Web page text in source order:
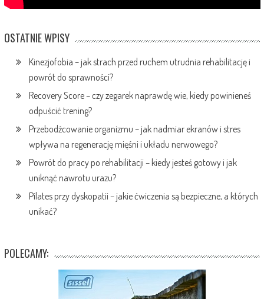
OSTATNIE WPISY
Kinezjofobia – jak strach przed ruchem utrudnia rehabilitację i
powrót do sprawności?
Recovery Score – czy zegarek naprawdę wie, kiedy powinieneś
odpuścić trening?
Przebodźcowanie organizmu – jak nadmiar ekranów i stres
wpływa na regenerację mięśni i układu nerwowego?
Powrót do pracy po rehabilitacji – kiedy jesteś gotowy i jak
uniknąć nawrotu urazu?
Pilates przy dyskopatii – jakie ćwiczenia są bezpieczne, a których
unikać?
POLECAMY: